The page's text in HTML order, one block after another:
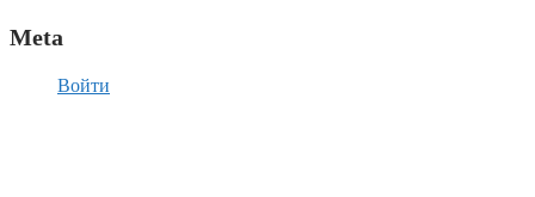
Meta
Войти